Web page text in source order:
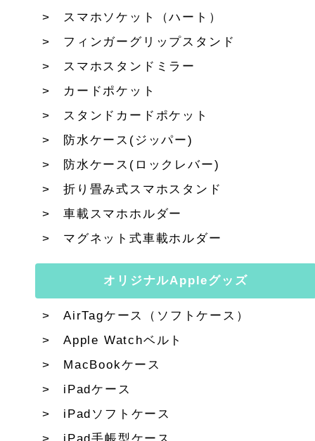
スマホソケット（ハート）
フィンガーグリップスタンド
スマホスタンドミラー
カードポケット
スタンドカードポケット
防水ケース(ジッパー)
防水ケース(ロックレバー)
折り畳み式スマホスタンド
車載スマホホルダー
マグネット式車載ホルダー
オリジナルAppleグッズ
AirTagケース（ソフトケース）
Apple Watchベルト
MacBookケース
iPadケース
iPadソフトケース